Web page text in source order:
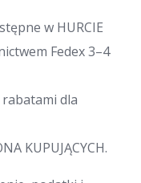
w HURCIE
Fedex 3–4
dla
KUPUJĄCYCH.